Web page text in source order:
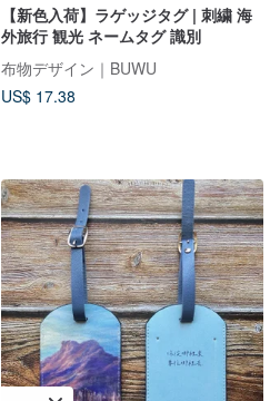
【新色入荷】ラゲッジタグ | 刺繍 海
外旅行 観光 ネームタグ 識別
布物デザイン｜BUWU
US$ 17.38